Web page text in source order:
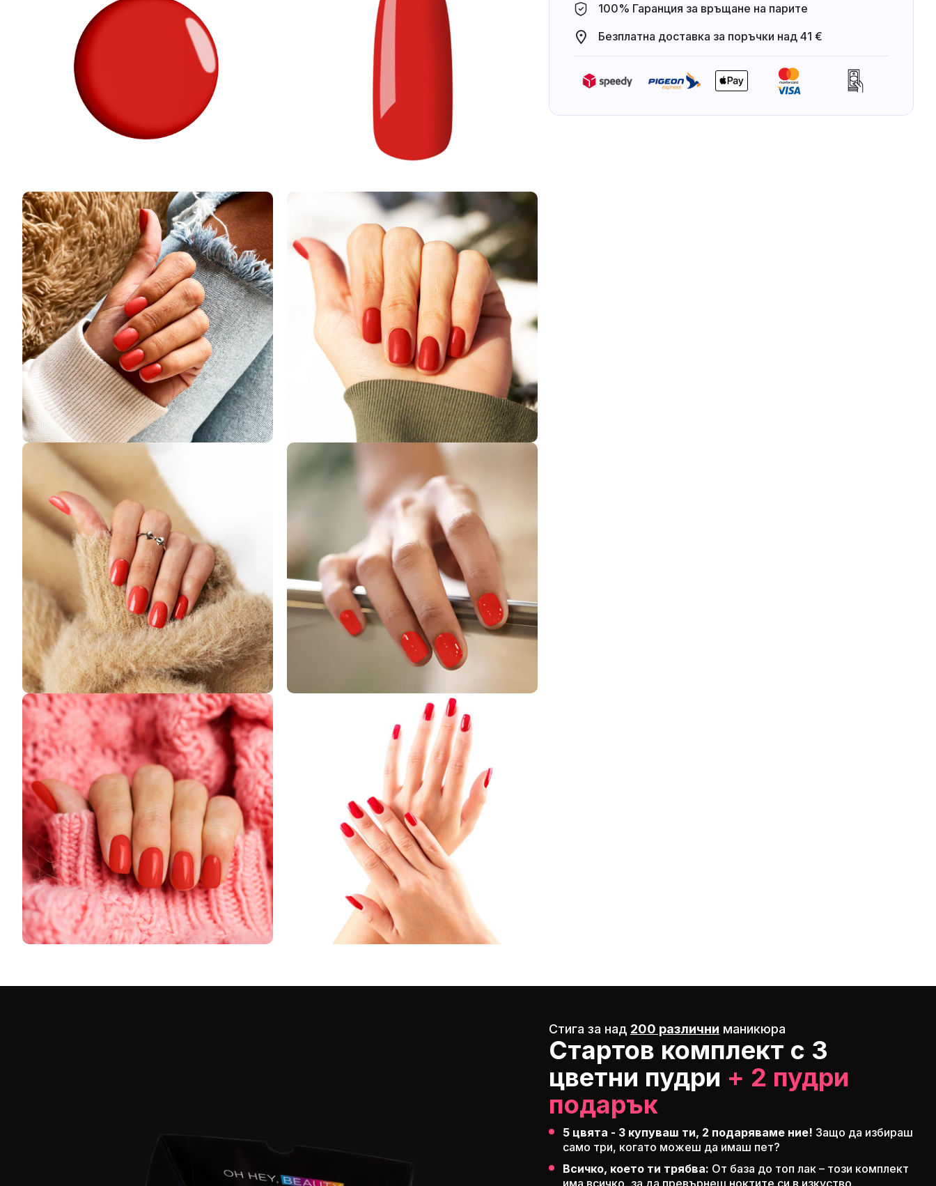
100% Гаранция за връщане на парите
Безплатна доставка за поръчки над 41 €
Стига за над 200 различни маникюра
Стартов комплект с 3
цветни пудри + 2 пудри
подарък
5 цвята - 3 купуваш ти, 2 подаряваме ние! Защо да избираш
само три, когато можеш да имаш пет?
Всичко, което ти трябва: От база до топ лак – този комплект
има всичко, за да превърнеш ноктите си в изкуство.